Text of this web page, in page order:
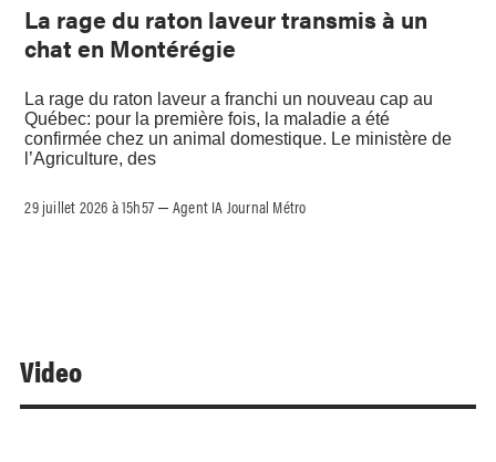
La rage du raton laveur transmis à un
chat en Montérégie
La rage du raton laveur a franchi un nouveau cap au
Québec: pour la première fois, la maladie a été
confirmée chez un animal domestique. Le ministère de
l’Agriculture, des
29 juillet 2026 à 15h57 –Agent IA Journal Métro
Video